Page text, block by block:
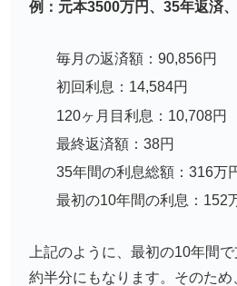
例：元本3500万円、35年返済
毎月の返済額：90,856円
初回利息：14,584円
120ヶ月目利息：10,708円
最終返済額：38円
35年間の利息総額：316万
最初の10年間の利息：152
上記のように、最初の10年間
約半分にもなります。そのた